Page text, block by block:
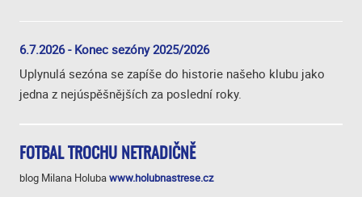
6.7.2026 - Konec sezóny 2025/2026
Uplynulá sezóna se zapíše do historie našeho klubu jako
jedna z nejúspěšnějších za poslední roky.
FOTBAL TROCHU NETRADIČNĚ
blog Milana Holubawww.holubnastrese.cz